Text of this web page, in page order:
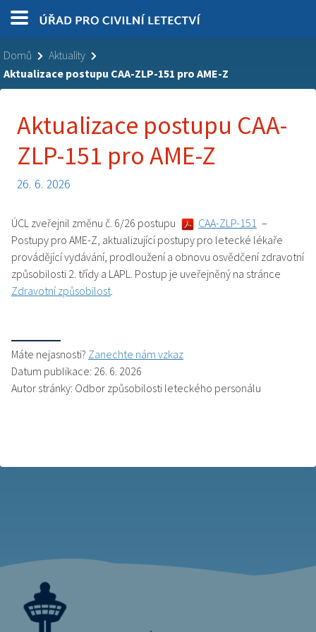
Domů
Aktuality
Aktualizace postupu CAA-ZLP-151 pro AME-Z
Aktualizace postupu CAA-
ZLP-151 pro AME-Z
26. 6. 2026
ÚCL zveřejnil změnu č. 6/26 postupu CAA-ZLP-151 –
Postupy pro AME-Z, aktualizující postupy pro letecké lékaře
provádějící vydávání, prodloužení a obnovu osvědčení zdravotní
způsobilosti 2. třídy a LAPL. Postup je uveřejněný na stránce
Zdravotní způsobilost.
Máte nejasnosti? Zanechte nám vzkaz
Datum publikace: 26. 6. 2026
Autor stránky: Odbor způsobilosti leteckého personálu